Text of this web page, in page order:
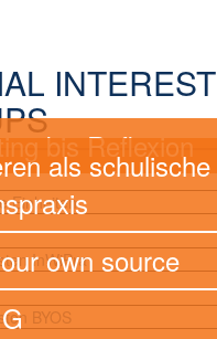
INTEREST
bis Reflexion
als schulische
own source